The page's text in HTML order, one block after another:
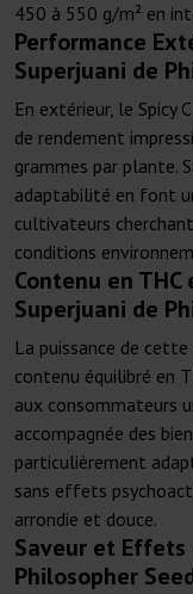
450 à 550 g/m² en
Performance
Superjuani de
En extérieur, le Spicy
de rendement
grammes par plante.
adaptabilité en font
cultivateurs
conditions
Contenu en THC
Superjuani de
La puissance de
contenu équilibré en
aux consommateurs
accompagnée des
particulièrement
sans effets
arrondie et douce.
Saveur et Effets
Philosopher